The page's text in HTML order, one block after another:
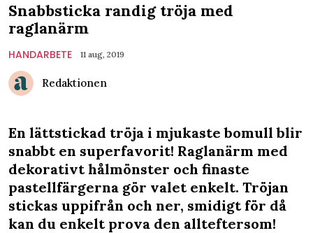
Snabbsticka randig tröja med
raglanärm
HANDARBETE 11 aug, 2019
Redaktionen
En lättstickad tröja i mjukaste bomull blir
snabbt en superfavorit! Raglanärm med
dekorativt hålmönster och finaste
pastellfärgerna gör valet enkelt. Tröjan
stickas uppifrån och ner, smidigt för då
kan du enkelt prova den allteftersom!